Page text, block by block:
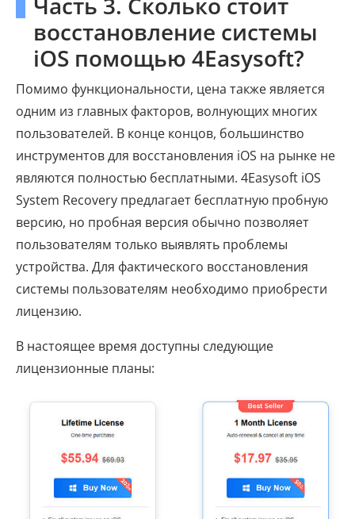
восстановление системы
iOS помощью 4Easysoft?
Помимо функциональности, цена также является
одним из главных факторов, волнующих многих
пользователей. В конце концов, большинство
инструментов для восстановления iOS на рынке не
являются полностью бесплатными. 4Easysoft iOS
System Recovery предлагает бесплатную пробную
версию, но пробная версия обычно позволяет
пользователям только выявлять проблемы
устройства. Для фактического восстановления
системы пользователям необходимо приобрести
лицензию.
В настоящее время доступны следующие
лицензионные планы: